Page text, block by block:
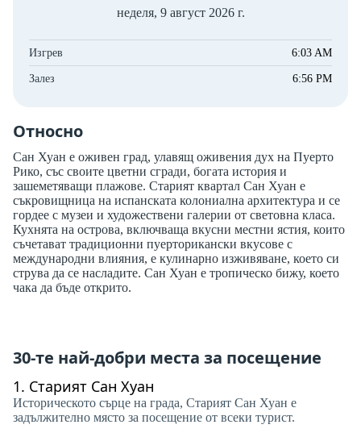
неделя, 9 август 2026 г.
Изгрев 6:03 AM
Залез 6:56 PM
Относно
Сан Хуан е оживен град, улавящ оживения дух на Пуерто
Рико, със своите цветни сгради, богата история и
зашеметяващи плажове. Старият квартал Сан Хуан е
съкровищница на испанската колониална архитектура и се
гордее с музеи и художествени галерии от световна класа.
Кухнята на острова, включваща вкусни местни ястия, които
съчетават традиционни пуерторикански вкусове с
международни влияния, е кулинарно изживяване, което си
струва да се насладите. Сан Хуан е тропическо бижу, което
чака да бъде открито.
30-те най-добри места за посещение
1. Старият Сан Хуан
Историческото сърце на града, Старият Сан Хуан е
задължително място за посещение от всеки турист.